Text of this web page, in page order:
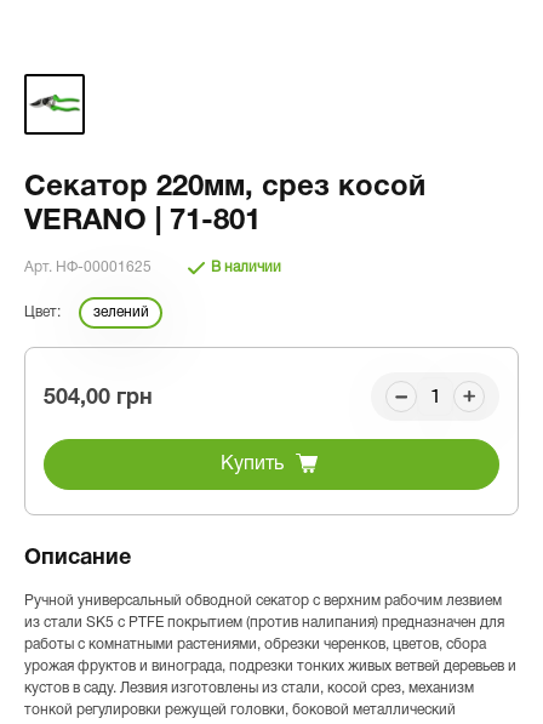
Секатор 220мм, срез косой
VERANO | 71-801
Арт. НФ-00001625 В наличии
Цвет: зелений
504,00 грн
Купить
Описание
Ручной универсальный обводной секатор с верхним рабочим лезвием
из стали SK5 c PTFE покрытием (против налипания) предназначен для
работы с комнатными растениями, обрезки черенков, цветов, сбора
урожая фруктов и винограда, подрезки тонких живых ветвей деревьев и
кустов в саду. Лезвия изготовлены из стали, косой срез, механизм
тонкой регулировки режущей головки, боковой металлический